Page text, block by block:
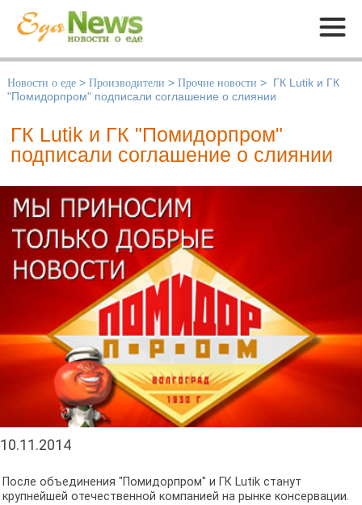
Меню
Новости о еде > Производители > Прочие новости > ГК Lutik и ГК
"Помидорпром" подписали соглашение о слиянии
ГК Lutik и ГК "Помидорпром"
подписали соглашение о слиянии
10.11.2014
После объединения "Помидорпром" и ГК Lutik станут
крупнейшей отечественной компанией на рынке консервации.